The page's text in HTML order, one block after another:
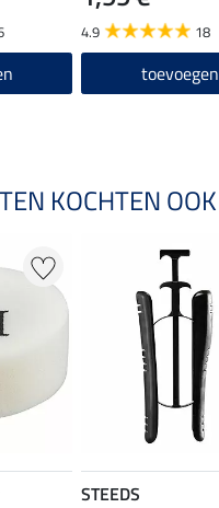
4.9 18
toevoegen
KOCHTEN OOK
STEEDS